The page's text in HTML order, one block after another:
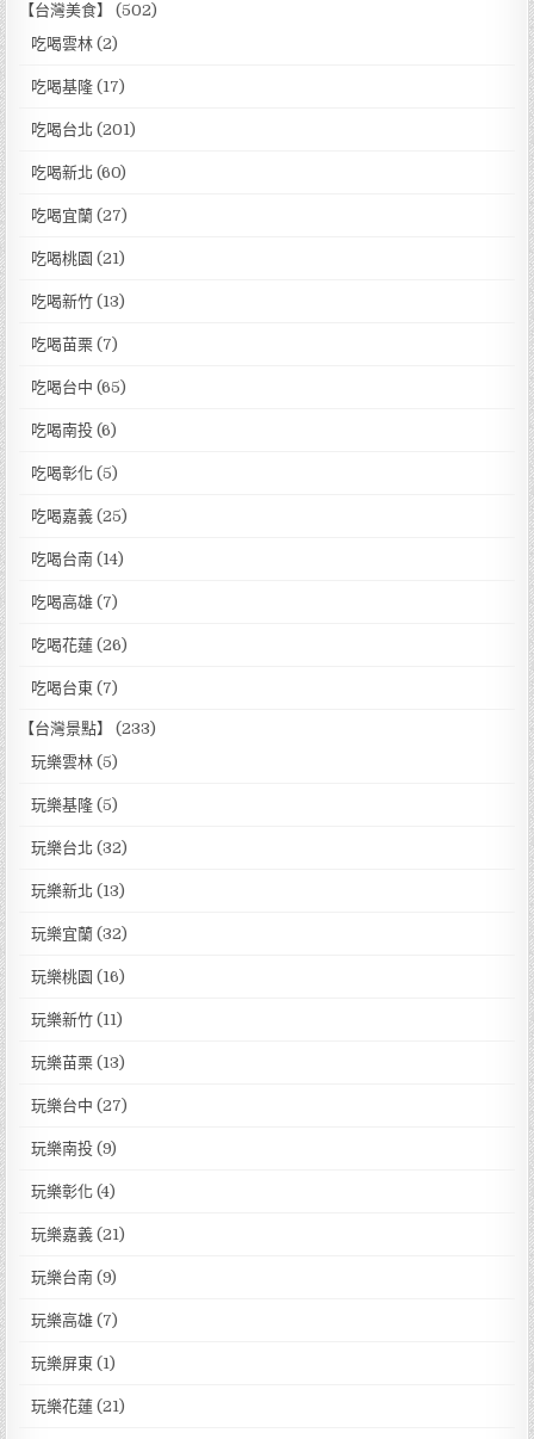
【台灣美食】
(502)
吃喝雲林 (2)
吃喝基隆 (17)
吃喝台北 (201)
吃喝新北 (60)
吃喝宜蘭 (27)
吃喝桃園 (21)
吃喝新竹 (13)
吃喝苗栗 (7)
吃喝台中 (65)
吃喝南投 (6)
吃喝彰化 (5)
吃喝嘉義 (25)
吃喝台南 (14)
吃喝高雄 (7)
吃喝花蓮 (26)
吃喝台東 (7)
【台灣景點】
(233)
玩樂雲林 (5)
玩樂基隆 (5)
玩樂台北 (32)
玩樂新北 (13)
玩樂宜蘭 (32)
玩樂桃園 (16)
玩樂新竹 (11)
玩樂苗栗 (13)
玩樂台中 (27)
玩樂南投 (9)
玩樂彰化 (4)
玩樂嘉義 (21)
玩樂台南 (9)
玩樂高雄 (7)
玩樂屏東 (1)
玩樂花蓮 (21)